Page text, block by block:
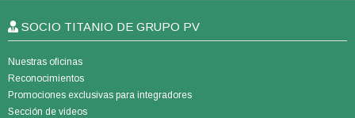
SOCIO TITANIO DE GRUPO PV
Nuestras oficinas
Reconocimientos
Promociones exclusivas para integradores
Sección de videos